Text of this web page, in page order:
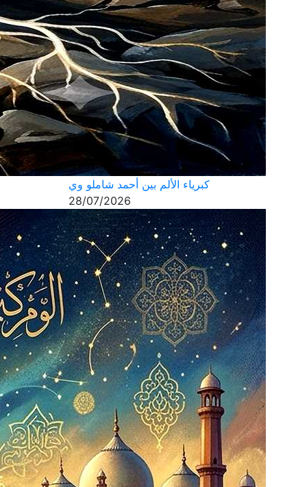
كبرياء الألم بين أحمد شاملو وي
28/07/2026